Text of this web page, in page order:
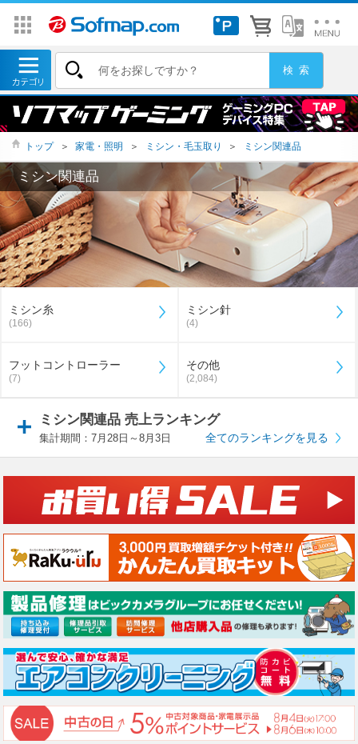
トップ ＞ 家電・照明 ＞ ミシン・毛玉取り ＞ ミシン関連品
ミシン関連品
ミシン糸
(166)
ミシン針
(4)
フットコントローラー
(7)
その他
(2,084)
ミシン関連品 売上ランキング
集計期間：7月28日～8月3日 全てのランキングを見る